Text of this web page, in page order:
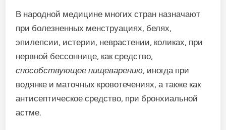
В народной медицине многих стран назначают
при болезненных менструациях, белях,
эпилепсии, истерии, неврастении, коликах, при
нервной бессоннице, как средство,
способствующее пищеварению, иногда при
водянке и маточных кровотечениях, а также как
антисептическое средство, при бронхиальной
астме.